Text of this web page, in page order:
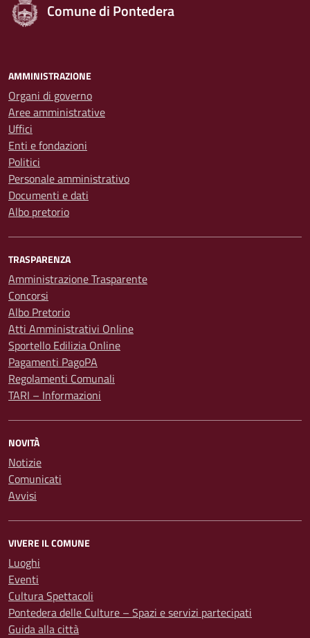
Comune di Pontedera
AMMINISTRAZIONE
Organi di governo
Aree amministrative
Uffici
Enti e fondazioni
Politici
Personale amministrativo
Documenti e dati
Albo pretorio
TRASPARENZA
Amministrazione Trasparente
Concorsi
Albo Pretorio
Atti Amministrativi Online
Sportello Edilizia Online
Pagamenti PagoPA
Regolamenti Comunali
TARI – Informazioni
NOVITÀ
Notizie
Comunicati
Avvisi
VIVERE IL COMUNE
Luoghi
Eventi
Cultura Spettacoli
Pontedera delle Culture – Spazi e servizi partecipati
Guida alla città